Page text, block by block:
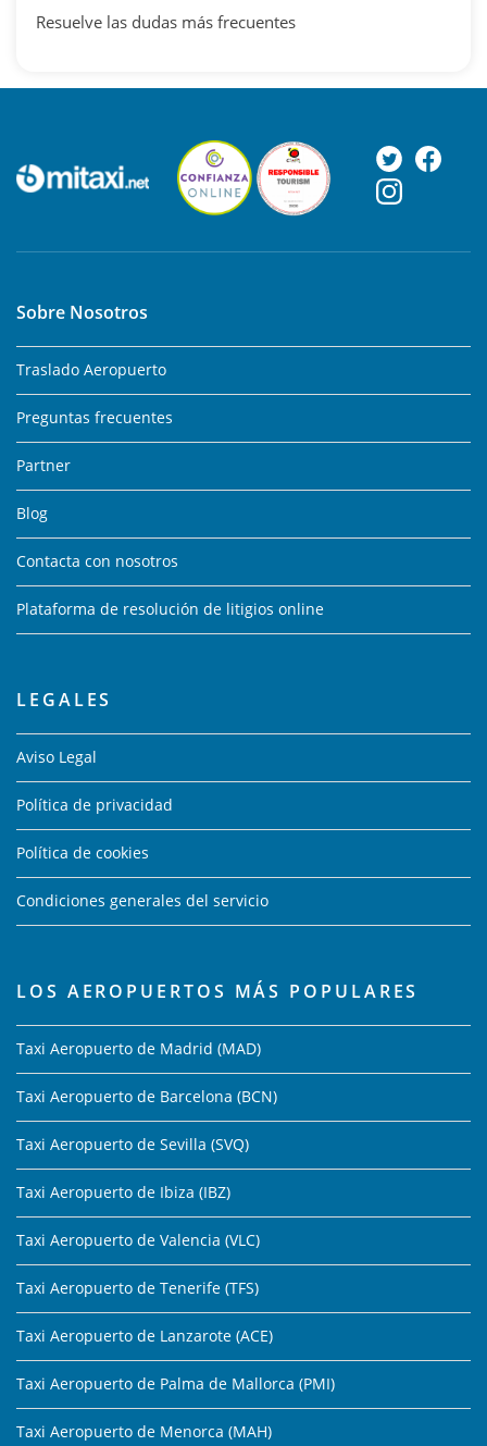
Resuelve las dudas más frecuentes
Sobre Nosotros
Traslado Aeropuerto
Preguntas frecuentes
Partner
Blog
Contacta con nosotros
Plataforma de resolución de litigios online
LEGALES
Aviso Legal
Política de privacidad
Política de cookies
Condiciones generales del servicio
LOS AEROPUERTOS MÁS POPULARES
Taxi Aeropuerto de Madrid (MAD)
Taxi Aeropuerto de Barcelona (BCN)
Taxi Aeropuerto de Sevilla (SVQ)
Taxi Aeropuerto de Ibiza (IBZ)
Taxi Aeropuerto de Valencia (VLC)
Taxi Aeropuerto de Tenerife (TFS)
Taxi Aeropuerto de Lanzarote (ACE)
Taxi Aeropuerto de Palma de Mallorca (PMI)
Taxi Aeropuerto de Menorca (MAH)